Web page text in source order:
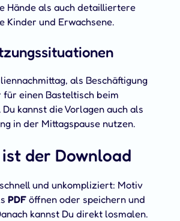
Hände als auch detailliertere
Kinder und Erwachsene.
als Beschäftigung
einen Basteltisch beim
kannst die Vorlagen auch als
in der Mittagspause nutzen.
der Download
und unkompliziert: Motiv
PDF öffnen oder speichern und
kannst Du direkt losmalen.